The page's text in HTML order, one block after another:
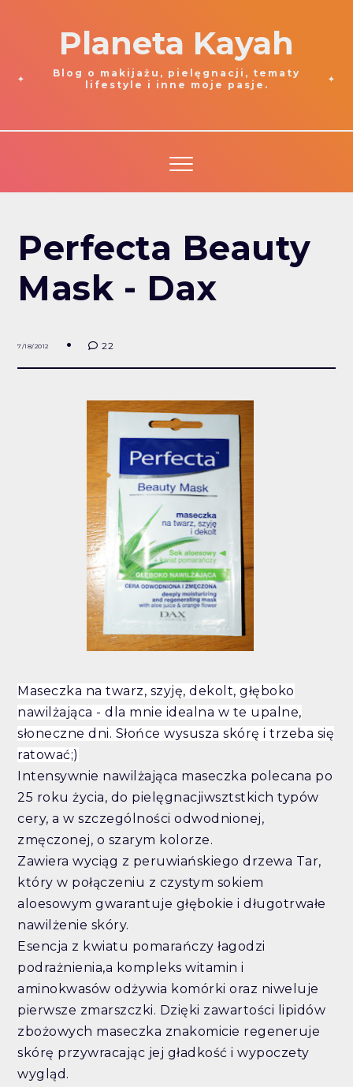
Planeta Kayah
Blog o makijażu, pielęgnacji, tematy
lifestyle i inne moje pasje.
Perfecta Beauty
Mask - Dax
7/18/2012 22
Maseczka na twarz, szyję, dekolt, głęboko
nawilżająca - dla mnie idealna w te upalne,
słoneczne dni. Słońce wysusza skórę i trzeba się
ratować;)
Intensywnie nawilżająca maseczka polecana po
25 roku życia, do pielęgnacjiwsztstkich typów
cery, a w szczególności odwodnionej,
zmęczonej, o szarym kolorze.
Zawiera wyciąg z peruwiańskiego drzewa Tar,
który w połączeniu z czystym sokiem
aloesowym gwarantuje głębokie i długotrwałe
nawilżenie skóry.
Esencja z kwiatu pomarańczy łagodzi
podrażnienia,a kompleks witamin i
aminokwasów odżywia komórki oraz niweluje
pierwsze zmarszczki. Dzięki zawartości lipidów
zbożowych maseczka znakomicie regeneruje
skórę przywracając jej gładkość i wypoczety
wygląd.